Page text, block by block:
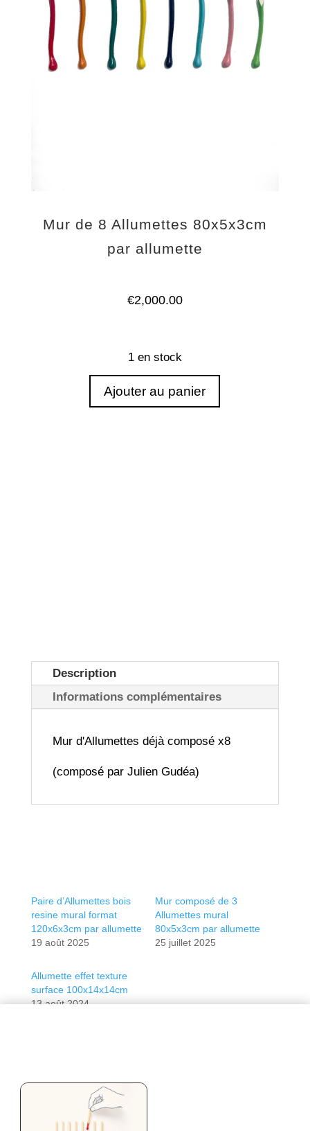
Mur de 8 Allumettes 80x5x3cm
par allumette
€2,000.00
1 en stock
Ajouter au panier
Description
Informations complémentaires
Mur d'Allumettes déjà composé x8
(composé par Julien Gudéa)
Paire d’Allumettes bois
resine mural format
120x6x3cm par allumette
19 août 2025
Mur composé de 3
Allumettes mural
80x5x3cm par allumette
25 juillet 2025
Allumette effet texture
surface 100x14x14cm
13 août 2024